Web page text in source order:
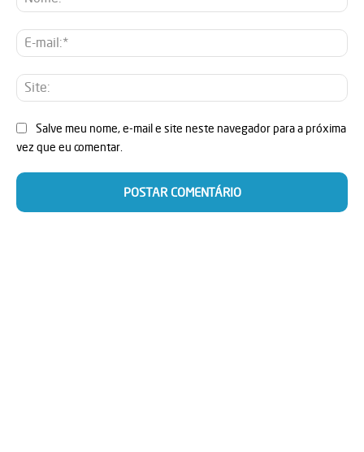
E-
Salve meu nome, e-mail e site neste navegador para a próxima
vez que eu comentar.